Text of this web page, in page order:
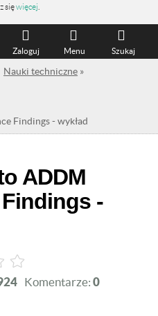
sięwięcej
Szukaj
Menu
Zaloguj
Nauki techniczne »
Findings - wykład
ADDM
-
Komentarze: 0